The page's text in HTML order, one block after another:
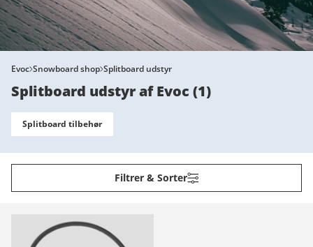
Evoc Snowboard shop Splitboard udstyr
Splitboard udstyr af Evoc (1)
Splitboard tilbehør
Filtrer & Sorter